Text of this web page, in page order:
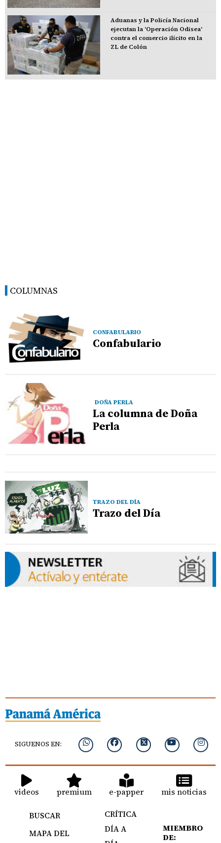
Aduanas y la Policía Nacional
ejecutan la 'Operación Odisea'
contra el comercio ilícito en la
ZL de Colón
COLUMNAS
CONFABULARIO
Confabulario
DOÑA PERLA
La columna de Doña
Perla
TRAZO DEL DÍA
Trazo del Día
SIGUENOS EN:
videos premium e-papper mis noticias
BUSCAR
MAPA DEL
CRÍTICA
DÍA A
MIEMBRO
DE: